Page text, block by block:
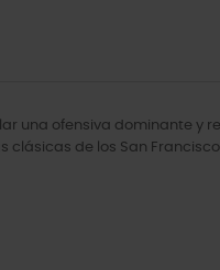
una ofensiva dominante y
de los San